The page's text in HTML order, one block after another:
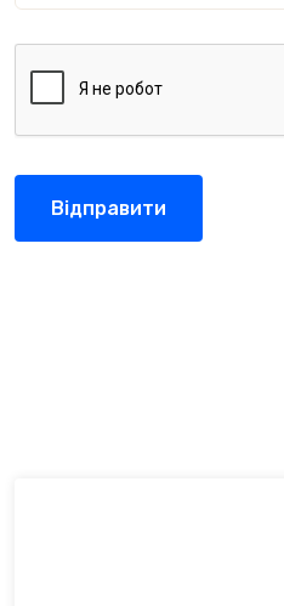
Відправити